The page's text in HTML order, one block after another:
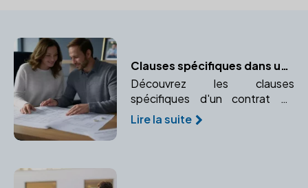
Clauses spécifiques dans un contrat de mariage
Découvrez les clauses
spécifiques d'un contrat de
mariage et pourquoi faire appel
à un notaire est indispensable.
Lire la suite